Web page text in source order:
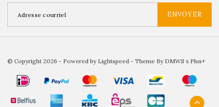
ENVOYER
© Copyright 2026 - Powered by Lightspeed - Theme By DMWS x Plus+